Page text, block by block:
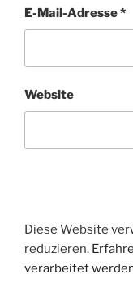
E-Mail-Adresse*
Website
Diese Website
reduzieren.
verarbeitet